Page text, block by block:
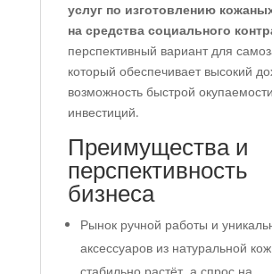
услуг по изготовлению
на средства социального
перспективный вариант для
который обеспечивает высокий
возможность быстрой окупаемости
инвестиций.
Преимущества и
перспективность
бизнеса
Рынок ручной работы и
аксессуаров из натуральной